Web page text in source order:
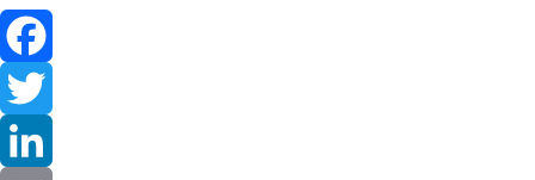
Facebook
Twitter